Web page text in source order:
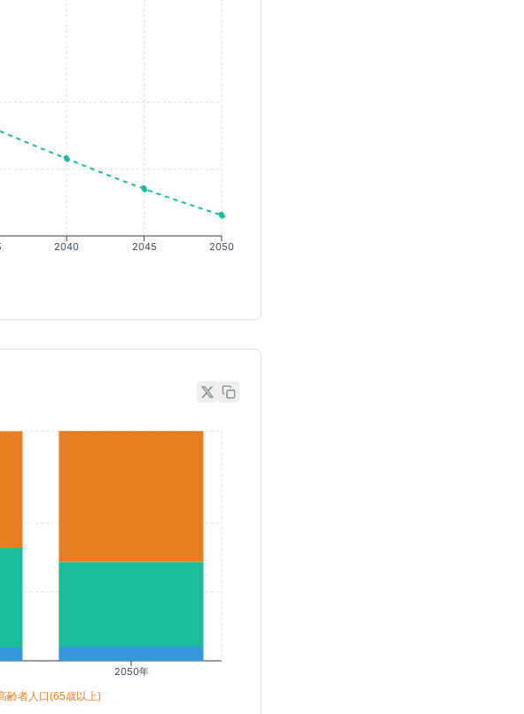
2040 2045 2050
2050年
齢者人口(65歳以上)